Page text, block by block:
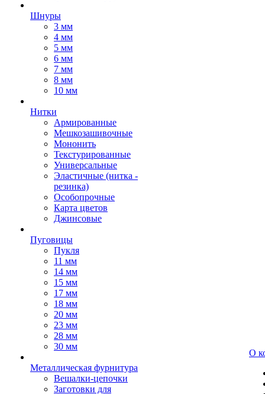
Шнуры
3 мм
4 мм
5 мм
6 мм
7 мм
8 мм
10 мм
Нитки
Армированные
Мешкозашивочные
Мононить
Текстурированные
Универсальные
Эластичные (нитка -
резинка)
Особопрочные
Карта цветов
Джинсовые
Пуговицы
Пукля
11 мм
14 мм
15 мм
17 мм
18 мм
20 мм
23 мм
28 мм
30 мм
Металлическая фурнитура
Вешалки-цепочки
Заготовки для
О